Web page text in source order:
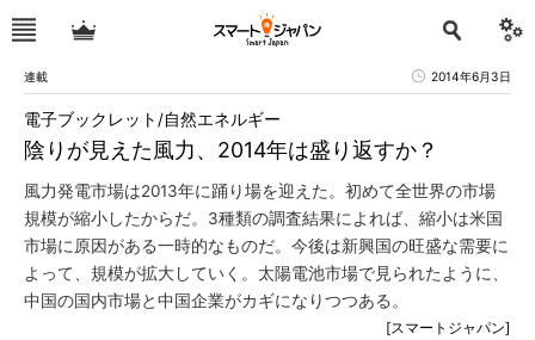
連載 2014年6月3日
陰りが見えた風力、2014年は盛り返すか？
電子ブックレット/自然エネルギー
風力発電市場は2013年に踊り場を迎えた。初めて全世界の市場
規模が縮小したからだ。3種類の調査結果によれば、縮小は米国
市場に原因がある一時的なものだ。今後は新興国の旺盛な需要に
よって、規模が拡大していく。太陽電池市場で見られたように、
中国の国内市場と中国企業がカギになりつつある。
[スマートジャパン]